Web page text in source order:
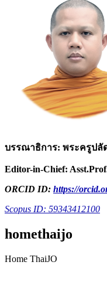
บรรณาธิการ: พระครูปลั
Editor-in-Chief:
ORCID ID: https://
Scopus ID: 59343412100
homethaijo
Home ThaiJO